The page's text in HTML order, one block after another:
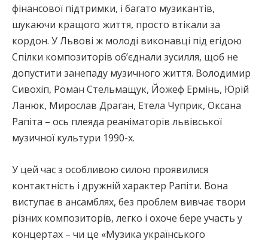
фінансової підтримки, і багато музикантів,
шукаючи кращого життя, просто втікали за
кордон. У Львові ж молоді виконавці під егідою
Спілки композиторів об’єднали зусилля, щоб не
допустити занепаду музичного життя. Володимир
Сивохіп, Роман Стельмащук, Йожеф Ермінь, Юрій
Ланюк, Мирослав Драган, Етела Чуприк, Оксана
Рапіта – ось плеяда реаніматорів львівської
музичної культури 1990-х.
У цей час з особливою силою проявилися
контактність і дружній характер Рапіти. Вона
виступає в ансамблях, без проблем вивчає твори
різних композиторів, легко і охоче бере участь у
концертах – чи це «Музика українського